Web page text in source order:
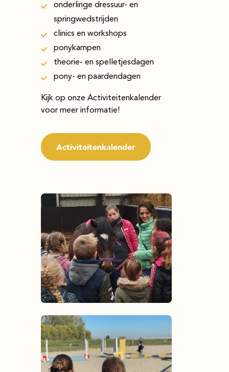
onderlinge dressuur- en
springwedstrijden
clinics en workshops
ponykampen
theorie- en spelletjesdagen
pony- en paardendagen
Kijk op onze Activiteitenkalender
voor meer informatie!
Activiteitenkalender